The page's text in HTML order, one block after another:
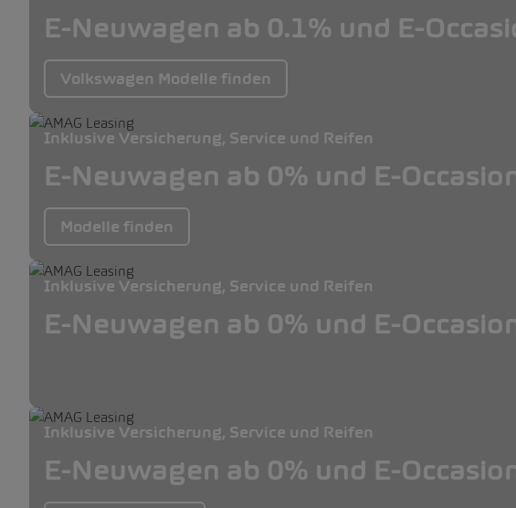
E-Neuwagen ab 0.1% und E-
Volkswagen Modelle finden
Inklusive Versicherung, Service und Reifen
E-Neuwagen ab 0% und E-
Modelle finden
Inklusive Versicherung, Service und Reifen
E-Neuwagen ab 0% und E-
Inklusive Versicherung, Service und Reifen
E-Neuwagen ab 0% und E-